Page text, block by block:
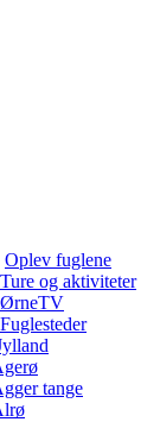
Oplev fuglene
Ture og aktiviteter
ØrneTV
Fuglesteder
tange